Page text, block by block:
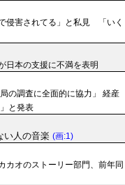
侵害されてる」と私見 「いく
日本の支援に不満を表明
の調査に全面的に協力」 経産
と発表
い人の音楽 (画:1)
カオのストーリー部門、前年同